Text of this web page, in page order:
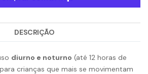
DESCRIÇÃO
diurno e noturno (até 12 horas de
crianças que mais se movimentam